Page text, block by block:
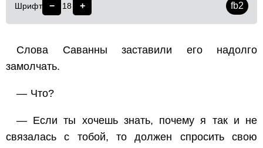
Шрифт − 18 + fb2
Слова Саванны заставили его надолго
замолчать.
— Что?
— Если ты хочешь знать, почему я так и не
связалась с тобой, то должен спросить свою